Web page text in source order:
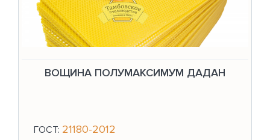
ВОЩИНА ПОЛУМАКСИМУМ ДАДАН
ГОСТ: 21180-2012